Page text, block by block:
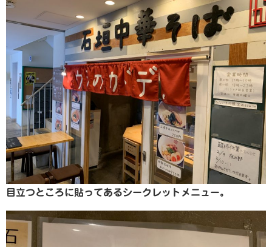
目立つところに貼ってあるシークレットメニュー。